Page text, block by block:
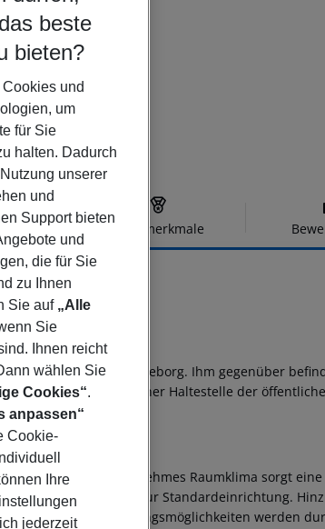
Hotelmerkmale
im Zentrum von Göteborg. Ihm gegenüber
wenige Schritte zu einer Haltestelle der
für ein angenehmes Raumklima sorgt
zählt ebenfalls zur Standardeinrichtung.
und Unterhaltungsmöglichkeiten werden
beste
bieten?
und
um
für Sie
halten. Dadurch
unserer
und
Support bieten
und
die für Sie
zu Ihnen
Sie auf „Alle
Sie
Ihnen reicht
wählen Sie
Cookies“.
anpassen“
Cookie-
Ihre
jederzeit